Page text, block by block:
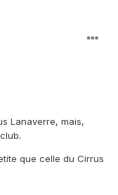
Lanaverre, mais,
que celle du Cirrus